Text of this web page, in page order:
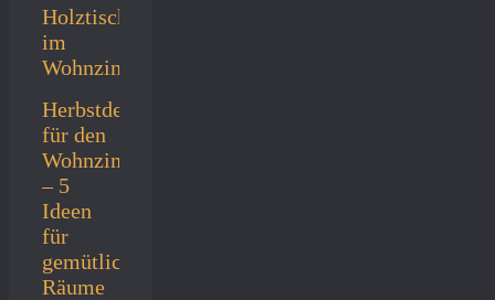
Herbstdeko
für den
Wohnzimmertisch
– 5
Ideen
für
gemütliche
Räume